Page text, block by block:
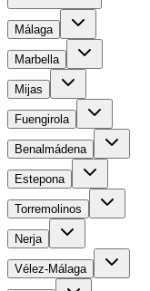
Málaga
Marbella
Mijas
Fuengirola
Benalmádena
Estepona
Torremolinos
Nerja
Vélez-Málaga